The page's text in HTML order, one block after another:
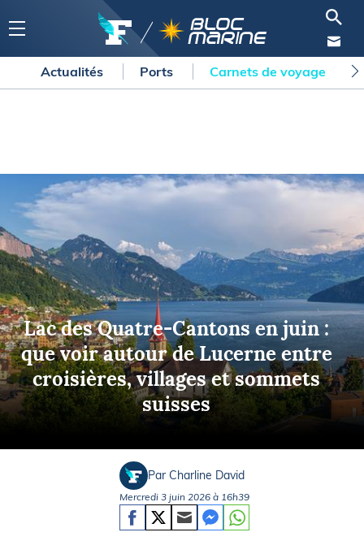
Actualités Ports Carnets de voyage
Lac des Quatre-Cantons en juin :
que voir autour de Lucerne entre
croisières, villages et sommets
suisses
Par Charline David
Mercredi 3 juin 2026 à 16h39